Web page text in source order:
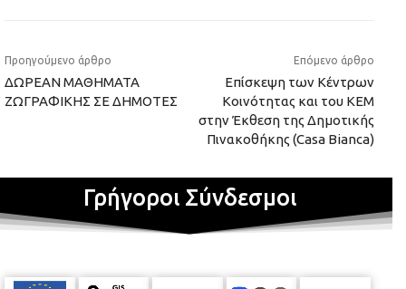
Προηγούμενο άρθρο
ΔΩΡΕΑΝ ΜΑΘΗΜΑΤΑ
ΖΩΓΡΑΦΙΚΗΣ ΣΕ ΔΗΜΟΤΕΣ
Επόμενο άρθρο
Επίσκεψη των Κέντρων
Κοινότητας και του ΚΕΜ
στην Έκθεση της Δημοτικής
Πινακοθήκης (Casa Bianca)
Γρήγοροι Σύνδεσμοι